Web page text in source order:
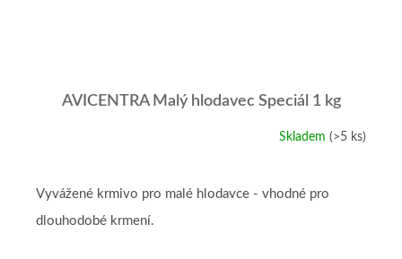
AVICENTRA Malý hlodavec Speciál 1 kg
Skladem (>5 ks)
Vyvážené krmivo pro malé hlodavce - vhodné pro
dlouhodobé krmení.